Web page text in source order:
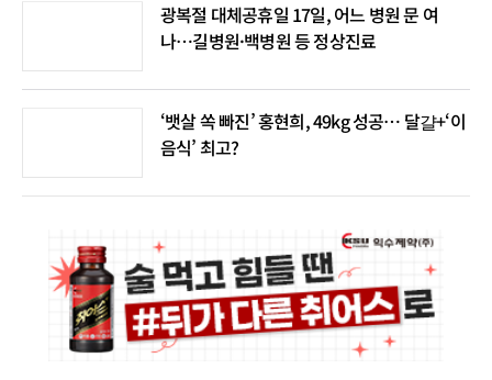
광복절 대체공휴일 17일, 어느 병원 문 여
나…길병원·백병원 등 정상진료
‘뱃살 쏙 빠진’ 홍현희, 49kg 성공… 달걀+‘이
음식’ 최고?